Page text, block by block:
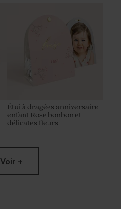
Étui à dragées anniversaire
enfant Rose bonbon et
délicates fleurs
Voir +